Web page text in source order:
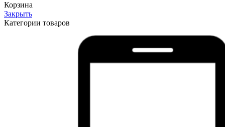
Корзина
Закрыть
Категории товаров